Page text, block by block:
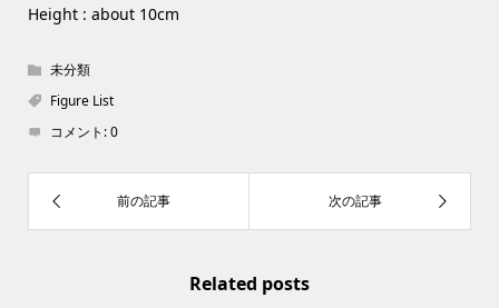
Height : about 10cm
未分類
Figure List
コメント:0
Related posts